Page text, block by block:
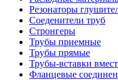
Резонаторы
Соеденители труб
Стронгеры
Трубы приемные
Трубы прямые
Трубы-вставки
Фланцевые